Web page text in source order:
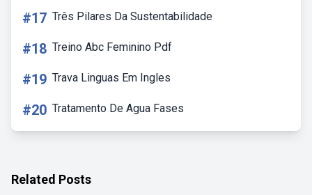
#17 Três Pilares Da Sustentabilidade
#18 Treino Abc Feminino Pdf
#19 Trava Linguas Em Ingles
#20 Tratamento De Agua Fases
Related Posts